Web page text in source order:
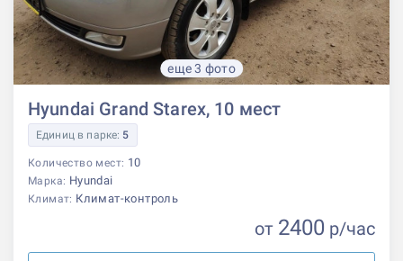
еще 3 фото
Hyundai Grand Starex, 10 мест
Единиц в парке: 5
Количество мест: 10
Марка: Hyundai
Климат: Климат-контроль
от 2400 р/час